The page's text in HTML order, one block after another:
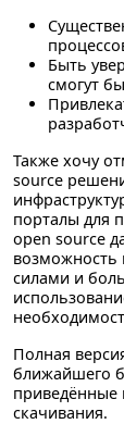
Быть
смогут
Также хочу
source
порталы для
open source
возможность
силами и
Полная
ближайшего
приведённые
скачивания.